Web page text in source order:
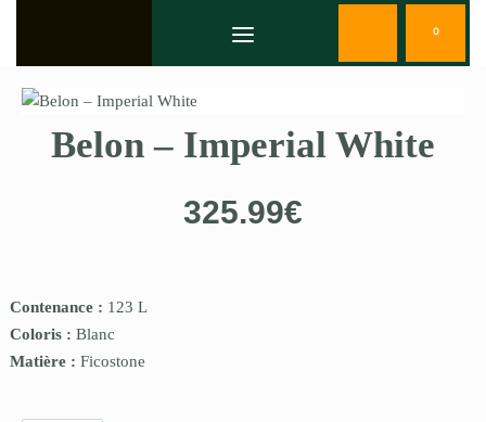
0
Belon – Imperial White
325.99€
Contenance : 123 L
Coloris : Blanc
Matière : Ficostone